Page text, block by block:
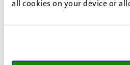
all cookies on your device or